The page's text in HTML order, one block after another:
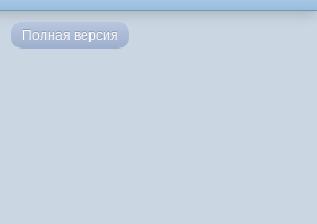
Полная версия